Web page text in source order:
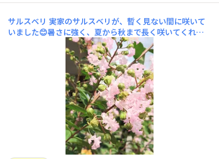
サルスベリ 実家のサルスベリが、暫く見ない間に咲いて
いました😊暑さに強く、夏から秋まで長く咲いてくれま
す❣️今日のおやつに和菓子とアイスコーヒーをいただきま